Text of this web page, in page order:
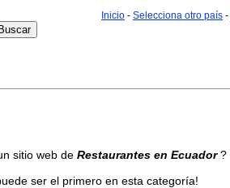
Inicio - Selecciona otro país -
sitio web de Restaurantes en Ecuador?
ser el primero en esta categoría!